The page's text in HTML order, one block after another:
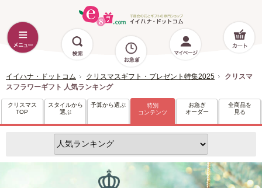
イイハナ・ドットコム クリスマスギフト・プレゼント特集2025
クリスマ
スフラワーギフト 人気ランキング
クリスマス
TOP
スタイルから
選ぶ
予算から選ぶ
特別
コンテンツ
お急ぎ
オーダー
全商品を
見る